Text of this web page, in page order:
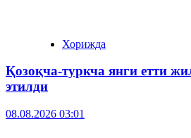
Хорижда
Қозоқча-туркча янги етти
этилди
08.08.2026 03:01